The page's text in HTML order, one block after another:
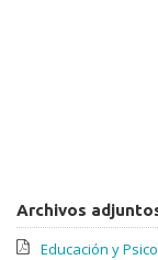
Archivos
Educación y